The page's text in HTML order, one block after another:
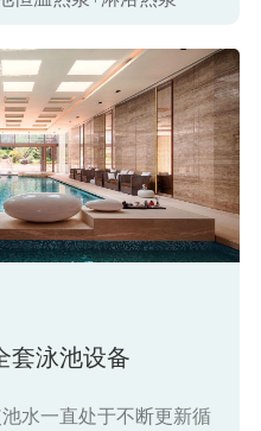
套泳池设备
水一直处于不断更新循